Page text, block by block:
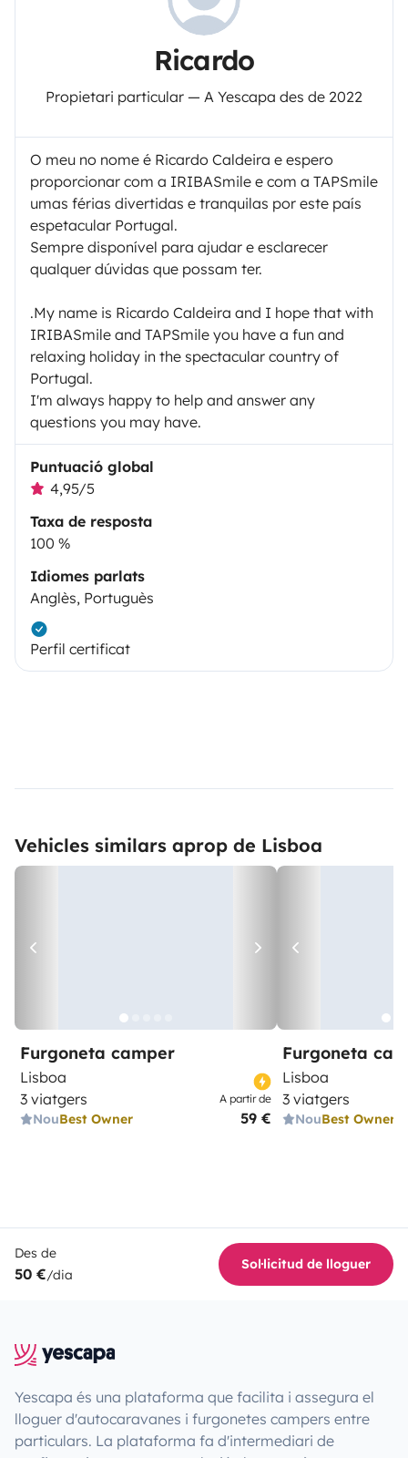
Ricardo
Propietari particular — A Yescapa des de 2022
O meu no nome é Ricardo Caldeira e espero
proporcionar com a IRIBASmile e com a TAPSmile
umas férias divertidas e tranquilas por este país
espetacular Portugal.
Sempre disponível para ajudar e esclarecer
qualquer dúvidas que possam ter.
.My name is Ricardo Caldeira and I hope that with
IRIBASmile and TAPSmile you have a fun and
relaxing holiday in the spectacular country of
Portugal.
I'm always happy to help and answer any
questions you may have.
Puntuació global
4,95/5
Taxa de resposta
100 %
Idiomes parlats
Anglès, Portuguès
Perfil certificat
Vehicles similars aprop de Lisboa
Furgoneta camper
Lisboa
3 viatgers
NouBest Owner
A partir de
59 €
Furgoneta
Lisboa
3 viatgers
NouBest Owner
Des de
50 €/dia
Sol·licitud de lloguer
Yescapa és una plataforma que facilita i assegura el
lloguer d'autocaravanes i furgonetes campers entre
particulars. La plataforma fa d'intermediari de